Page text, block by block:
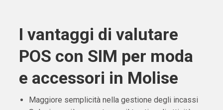
I vantaggi di valutare
POS con SIM per moda
e accessori in Molise
Maggiore semplicità nella gestione degli incassi